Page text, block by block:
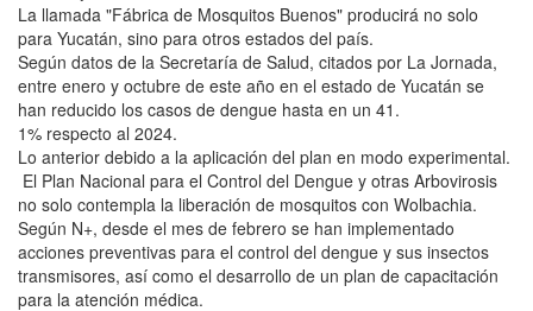
La llamada "Fábrica de Mosquitos Buenos" producirá no solo
para Yucatán, sino para otros estados del país.
Según datos de la Secretaría de Salud, citados por La Jornada,
entre enero y octubre de este año en el estado de Yucatán se
han reducido los casos de dengue hasta en un 41.
1% respecto al 2024.
Lo anterior debido a la aplicación del plan en modo experimental.
El Plan Nacional para el Control del Dengue y otras Arbovirosis
no solo contempla la liberación de mosquitos con Wolbachia.
Según N+, desde el mes de febrero se han implementado
acciones preventivas para el control del dengue y sus insectos
transmisores, así como el desarrollo de un plan de capacitación
para la atención médica.